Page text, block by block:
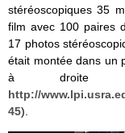
stéréoscopiques 35
film avec 100 paires
17 photos
était montée dans un
à droite
http://
45).